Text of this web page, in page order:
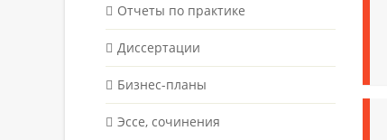
Отчеты по практике
Диссертации
Бизнес-планы
Эссе, сочинения